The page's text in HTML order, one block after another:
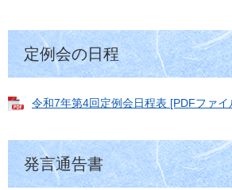
定例会の日程
令和7年第4回定例会日程表 [PDFファイ
発言通告書